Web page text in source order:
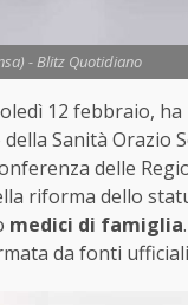
- Blitz Quotidiano
12 febbraio,
Sanità Orazio
delle
riforma dello
medici di famiglia
da fonti